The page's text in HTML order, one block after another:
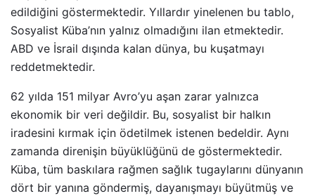
edildiğini göstermektedir. Yıllardır yinelenen bu tablo,
Sosyalist Küba’nın yalnız olmadığını ilan etmektedir.
ABD ve İsrail dışında kalan dünya, bu kuşatmayı
reddetmektedir.
62 yılda 151 milyar Avro’yu aşan zarar yalnızca
ekonomik bir veri değildir. Bu, sosyalist bir halkın
iradesini kırmak için ödetilmek istenen bedeldir. Aynı
zamanda direnişin büyüklüğünü de göstermektedir.
Küba, tüm baskılara rağmen sağlık tugaylarını dünyanın
dört bir yanına göndermiş, dayanışmayı büyütmüş ve